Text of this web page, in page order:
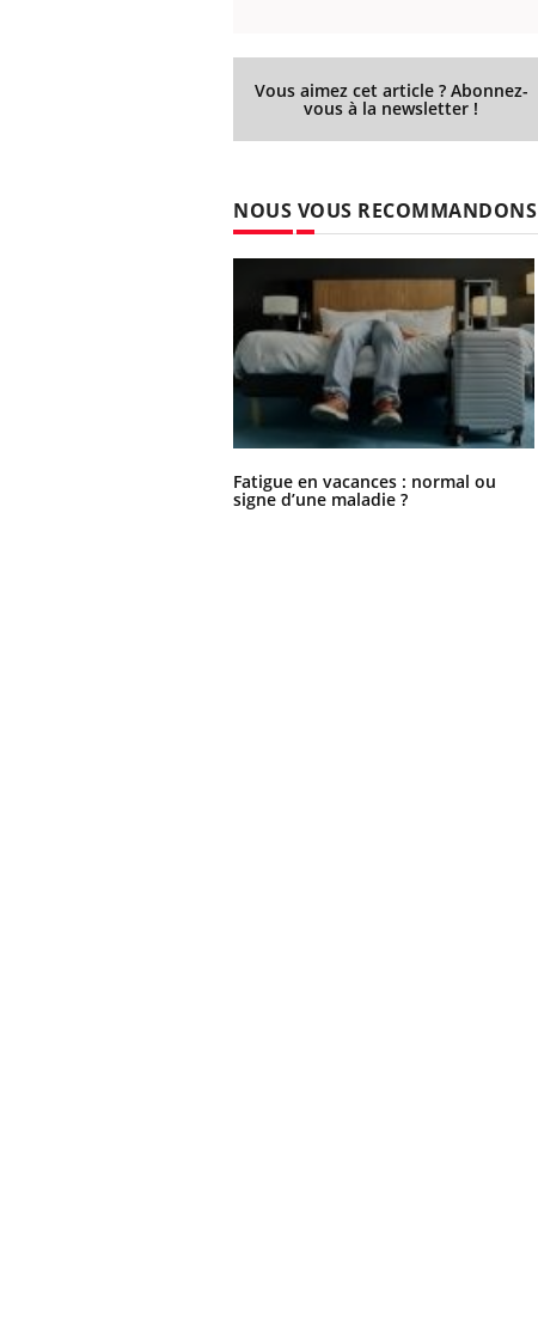
Vous aimez cet article ? Abonnez-
vous à la newsletter !
NOUS VOUS RECOMMANDONS
Fatigue en vacances : normal ou
signe d’une maladie ?